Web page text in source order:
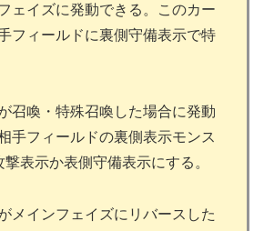
ェイズに発動できる。このカー
フィールドに裏側守備表示で特
召喚・特殊召喚した場合に発動
手フィールドの裏側表示モンス
表示か表側守備表示にする。
メインフェイズにリバースした